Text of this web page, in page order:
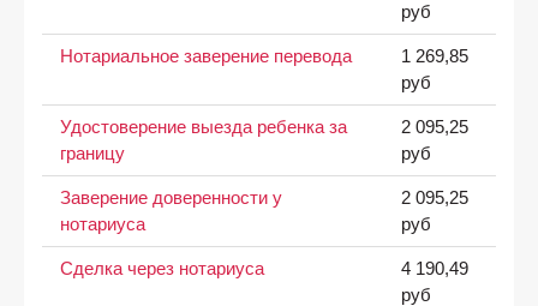
руб
Нотариальное заверение перевода
1 269,85
руб
Удостоверение выезда ребенка за
границу
2 095,25
руб
Заверение доверенности у
нотариуса
2 095,25
руб
Сделка через нотариуса
4 190,49
руб